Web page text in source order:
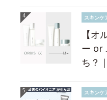
スキンケ
【オ
ー or
ち？
スキンケ